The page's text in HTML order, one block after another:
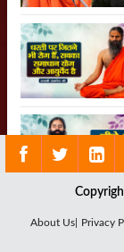
About Us| Privacy